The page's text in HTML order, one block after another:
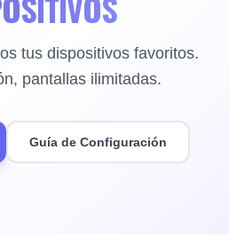
tus dispositivos favoritos.
pantallas ilimitadas.
Guía de Configuración